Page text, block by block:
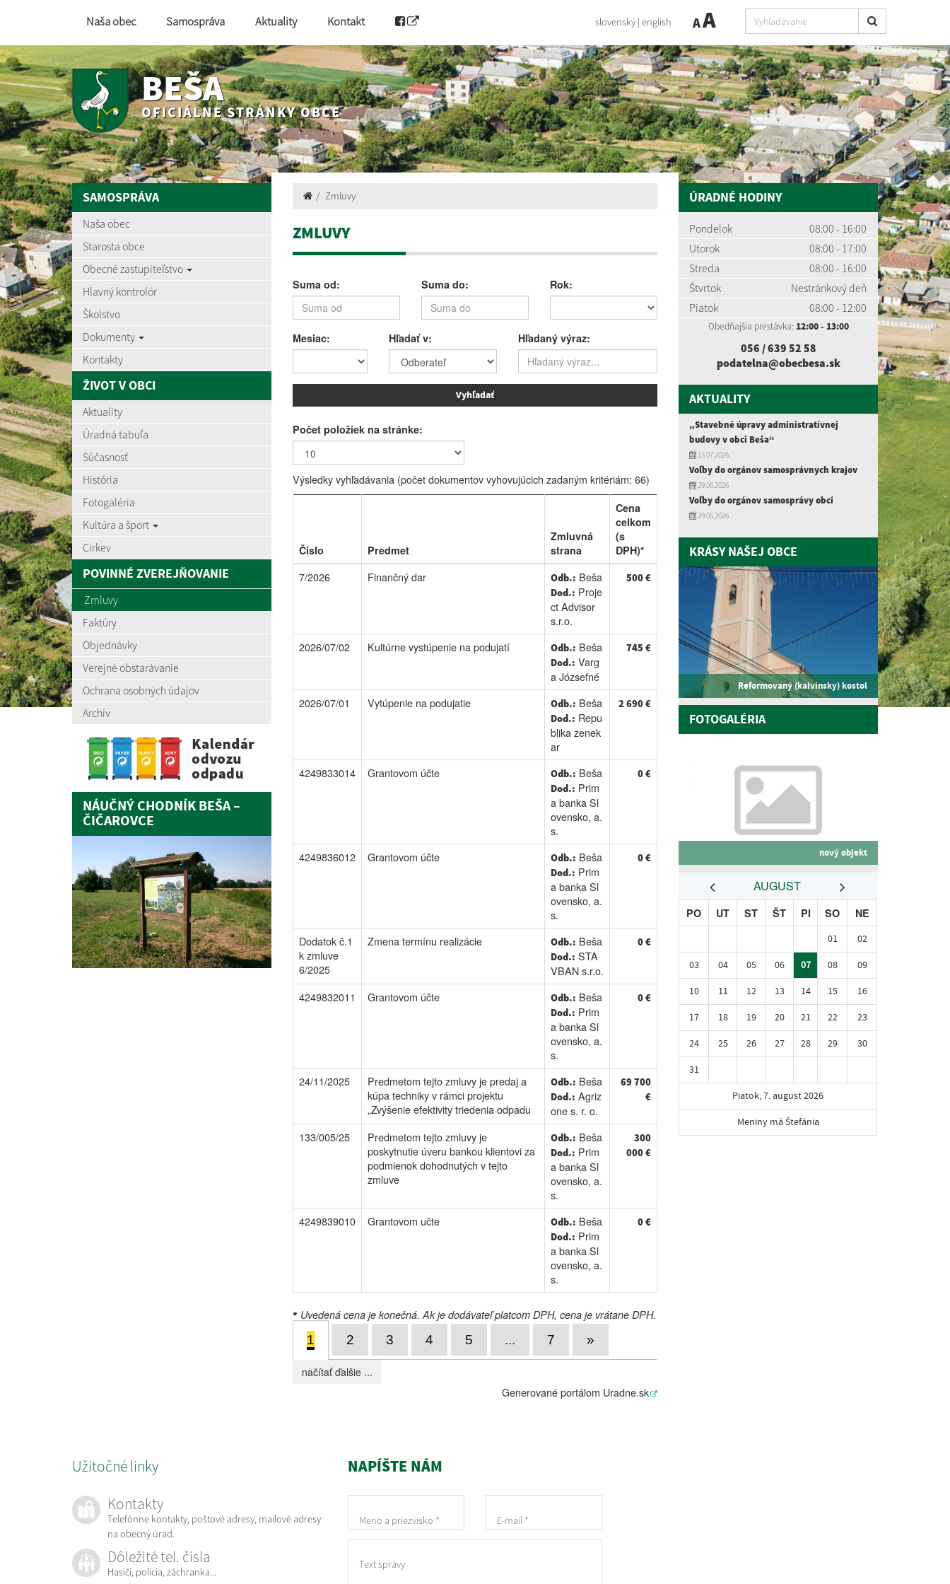
Naša obec Samospráva Aktuality Kontakt slovenský| english AA
BEŠA
OFICIÁLNE STRÁNKY OBCE
SAMOSPRÁVA
Naša obec
Starosta obce
Obecné zastupiteľstvo
Hlavný kontrolór
Školstvo
Dokumenty
Kontakty
ŽIVOT V OBCI
Aktuality
Úradná tabuľa
Súčasnosť
História
Fotogaléria
Kultúra a šport
Cirkev
POVINNÉ ZVEREJŇOVANIE
Zmluvy
Faktúry
Objednávky
Verejné obstarávanie
Ochrana osobných údajov
Archív
NÁUČNÝ CHODNÍK BEŠA –
ČIČAROVCE
Zmluvy
ZMLUVY
Suma od: Suma do: Rok:
Mesiac: Hľadať v: Hľadaný výraz:
Počet položiek na stránke:
Výsledky vyhľadávania (počet dokumentov vyhovujúcich zadaným kritériám: 66)
Číslo Predmet
Zmluvná
strana
Cena
celkom
(s
DPH)*
7/2026 Finančný dar Odb.: Beša
Dod.: Proje
ct Advisor
s.r.o.
500 €
2026/07/02 Kultúrne vystúpenie na podujatí Odb.: Beša
Dod.: Varg
a Józsefné
745 €
2026/07/01 Vytúpenie na podujatie Odb.: Beša
Dod.: Repu
blika zenek
ar
2 690 €
4249833014 Grantovom účte Odb.: Beša
Dod.: Prim
a banka Sl
ovensko, a.
s.
0 €
4249836012 Grantovom účte Odb.: Beša
Dod.: Prim
a banka Sl
ovensko, a.
s.
0 €
Dodatok č.1
k zmluve
6/2025
Zmena termínu realizácie Odb.: Beša
Dod.: STA
VBAN s.r.o.
0 €
4249832011 Grantovom účte Odb.: Beša
Dod.: Prim
a banka Sl
ovensko, a.
s.
0 €
24/11/2025
Predmetom tejto zmluvy je predaj a
kúpa techniky v rámci projektu
„Zvýšenie efektivity triedenia odpadu
Odb.: Beša
Dod.: Agriz
one s. r. o.
69 700
€
133/005/25
Predmetom tejto zmluvy je
poskytnutie úveru bankou klientovi za
podmienok dohodnutých v tejto
zmluve
Odb.: Beša
Dod.: Prim
a banka Sl
ovensko, a.
s.
300
000 €
4249839010 Grantovom učte Odb.: Beša
Dod.: Prim
a banka Sl
ovensko, a.
s.
0 €
*Uvedená cena je konečná. Ak je dodávateľ platcom DPH, cena je vrátane DPH.
1 2 3 4 5 ... 7 »
načítať ďalšie ...
Generované portálom Uradne.sk
ÚRADNÉ HODINY
Pondelok
08:00 - 16:00
Utorok
08:00 - 17:00
Streda
08:00 - 16:00
Štvrtok
Nestránkový deň
Piatok
08:00 - 12:00
Obedňajšia prestávka: 12:00 - 13:00
056 / 639 52 58
podatelna@obecbesa.sk
AKTUALITY
„Stavebné úpravy administratívnej
budovy v obci Beša“
13.07.2026
Voľby do orgánov samosprávnych krajov
29.06.2026
Voľby do orgánov samosprávy obcí
29.06.2026
KRÁSY NAŠEJ OBCE
Reformovaný (kalvínsky) kostol
FOTOGALÉRIA
nový objekt
AUGUST
PO UT ST ŠT PI SO NE
01
02
03
04 05 06 07 08
09
10
11 12 13 14 15
16
17
18 19 20 21 22
23
24
25 26 27 28 29
30
31
Piatok, 7. august 2026
Meniny má Štefánia
NAPÍŠTE NÁM
Meno a priezvisko * E-mail *
Text správy
Užitočné linky
Kontakty
Telefónne kontakty, poštové adresy, mailové adresy
na obecný úrad.
Dôležité tel. čísla
Hasiči, polícia, záchranka...